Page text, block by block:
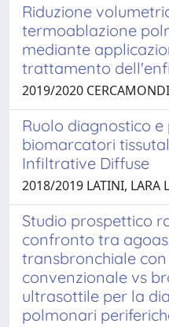
Riduzione
termoablazione
mediante
trattamento
2019/2020
Ruolo diagnostico
biomarcatori
Infiltrative Diffuse
2018/2019 LATINI, LARA
Studio prospettico
confronto tra
transbronchiale
convenzionale vs
ultrasottile per la
polmonari